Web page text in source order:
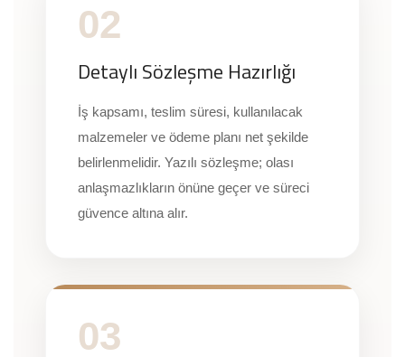
02
Detaylı Sözleşme Hazırlığı
İş kapsamı, teslim süresi, kullanılacak
malzemeler ve ödeme planı net şekilde
belirlenmelidir. Yazılı sözleşme; olası
anlaşmazlıkların önüne geçer ve süreci
güvence altına alır.
03